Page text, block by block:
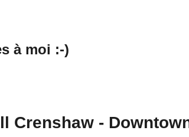
à moi :-)
Crenshaw -